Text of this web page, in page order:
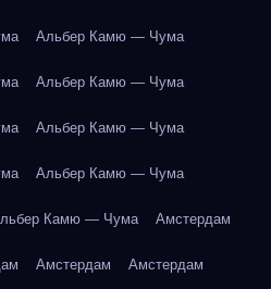
Альбер Камю — Чума
Альбер Камю — Чума
Альбер Камю — Чума
Альбер Камю — Чума
Камю — Чума Амстердам
Амстердам Амстердам